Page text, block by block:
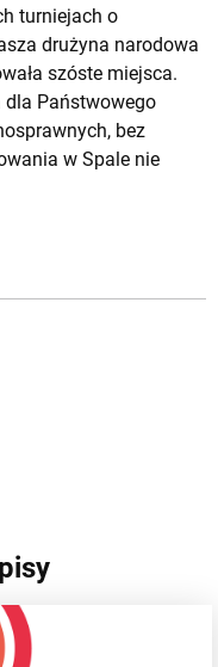
turniejach o
drużyna narodowa
szóste miejsca.
dla Państwowego
bez
w Spale nie